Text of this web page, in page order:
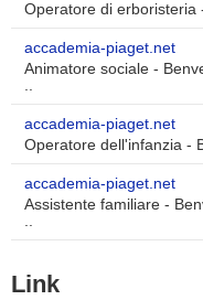
Operatore di erboristeria
accademia-piaget.net
Animatore sociale -
..
accademia-piaget.net
Operatore dell'infanzia -
accademia-piaget.net
Assistente familiare -
..
Link